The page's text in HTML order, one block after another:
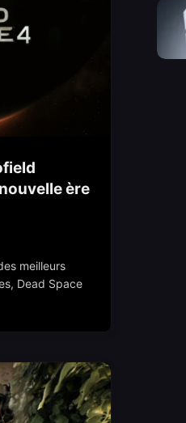
ère
meilleurs
Dead Space